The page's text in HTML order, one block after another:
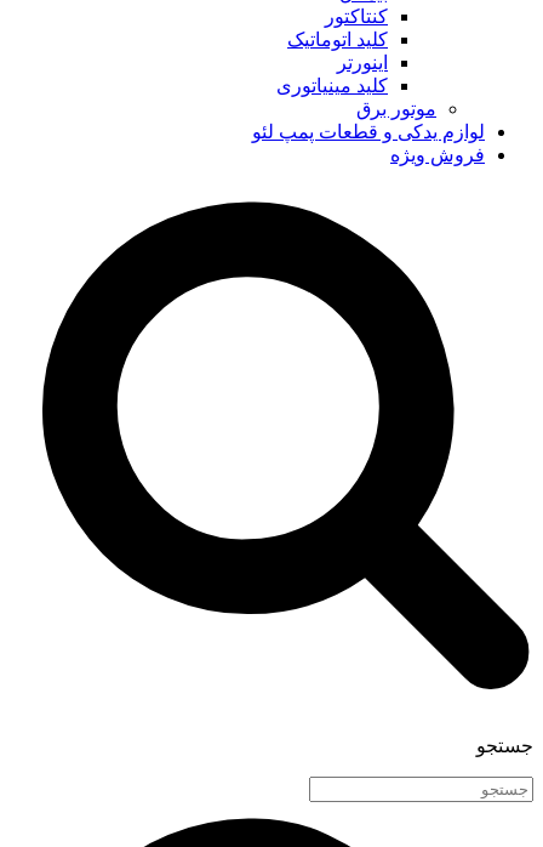
کنتاکتور
کلید اتوماتیک
اینورتر
کلید مینیاتوری
موتور برق
لوازم یدکی و قطعات پمپ لئو
فروش ویژه
جستجو